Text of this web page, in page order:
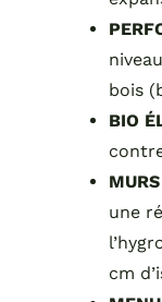
bois
BIO
une
cm